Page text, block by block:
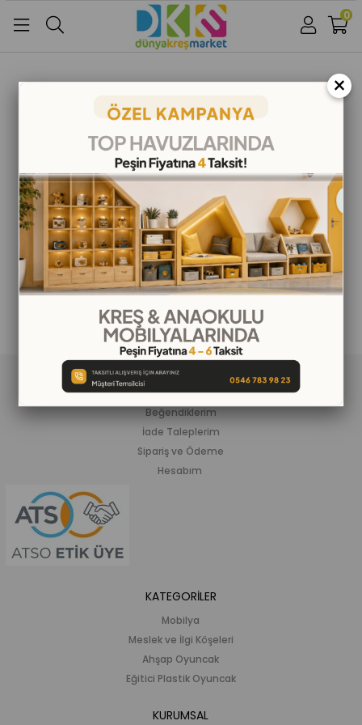
Google İle Bağlan
0
ALIŞVERİŞ BİLGİLERİ
Siparişlerim
Beğendiklerim
İade Taleplerim
Sipariş ve Ödeme
Hesabım
KATEGORİLER
Mobilya
Meslek ve İlgi Köşeleri
Ahşap Oyuncak
Eğitici Plastik Oyuncak
KURUMSAL
×